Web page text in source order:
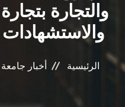
والتجارة
الرئيسية أخبار